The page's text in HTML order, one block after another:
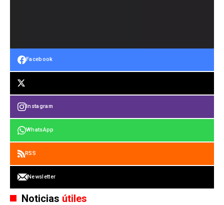
Facebook
Instagram
WhatsApp
RSS
Newsletter
Noticias útiles